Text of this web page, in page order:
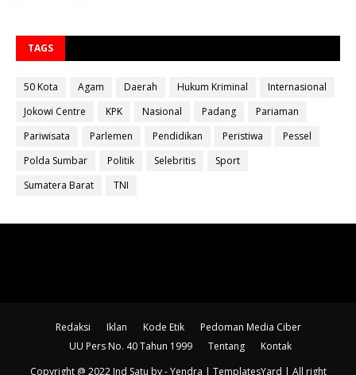
TAGS
50 Kota Agam Daerah Hukum Kriminal
Internasional
Jokowi Centre
KPK Nasional Padang
Pariaman
Pariwisata
Parlemen Pendidikan Peristiwa
Pessel
Polda Sumbar
Politik Selebritis
Sport
Sumatera Barat
TNI
Redaksi Iklan Kode Etik
Pedoman Media Ciber
UU Pers No. 40 Tahun 1999
Tentang
Kontak
Copyright @ 2022 Ind Satu by - Yendra | TemplatesYard | All right